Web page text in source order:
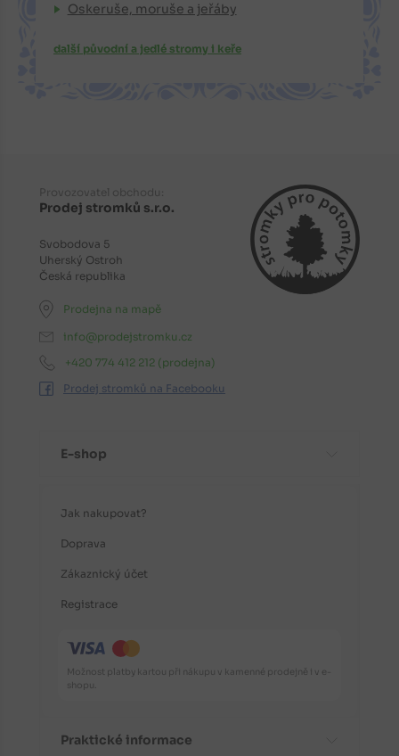
Oskeruše, moruše a jeřáby
další původní a jedlé stromy i keře
Provozovatel obchodu:
Prodej stromků s.r.o.
Svobodova 5
Uherský Ostroh
Česká republika
Prodejna na mapě
info@prodejstromku.cz
+420 774 412 212 (prodejna)
Prodej stromků na Facebooku
E-shop
Jak nakupovat?
Doprava
Zákaznický účet
Registrace
Možnost platby kartou při nákupu v kamenné prodejně i v e-
shopu.
Praktické informace